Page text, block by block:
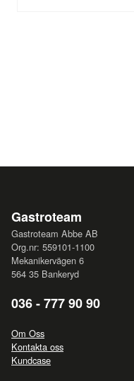
Gastroteam
Gastroteam Abbe AB
Org.nr: 559101-1100
Mekanikervägen 6
564 35 Bankeryd
036 - 777 90 90
Om Oss
Kontakta oss
Kundcase